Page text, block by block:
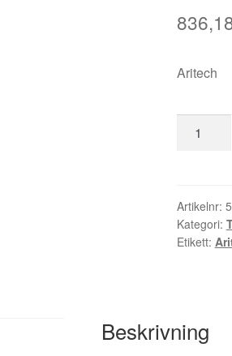
Aritech
detektor
husdjur
vit
mängd
Artikelnr:
Kategori:
Etikett:
Beskrivning